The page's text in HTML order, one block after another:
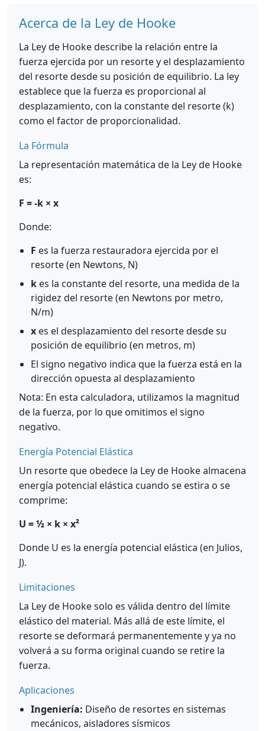
Acerca de la Ley de Hooke
La Ley de Hooke describe la relación entre la
fuerza ejercida por un resorte y el desplazamiento
del resorte desde su posición de equilibrio. La ley
establece que la fuerza es proporcional al
desplazamiento, con la constante del resorte (k)
como el factor de proporcionalidad.
La Fórmula
La representación matemática de la Ley de Hooke
es:
F = -k × x
Donde:
F es la fuerza restauradora ejercida por el
resorte (en Newtons, N)
k es la constante del resorte, una medida de la
rigidez del resorte (en Newtons por metro,
N/m)
x es el desplazamiento del resorte desde su
posición de equilibrio (en metros, m)
El signo negativo indica que la fuerza está en la
dirección opuesta al desplazamiento
Nota: En esta calculadora, utilizamos la magnitud
de la fuerza, por lo que omitimos el signo
negativo.
Energía Potencial Elástica
Un resorte que obedece la Ley de Hooke almacena
energía potencial elástica cuando se estira o se
comprime:
U = ½ × k × x²
Donde U es la energía potencial elástica (en Julios,
J).
Limitaciones
La Ley de Hooke solo es válida dentro del límite
elástico del material. Más allá de este límite, el
resorte se deformará permanentemente y ya no
volverá a su forma original cuando se retire la
fuerza.
Aplicaciones
Ingeniería: Diseño de resortes en sistemas
mecánicos, aisladores sísmicos